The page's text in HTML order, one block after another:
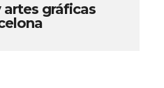
gráficas